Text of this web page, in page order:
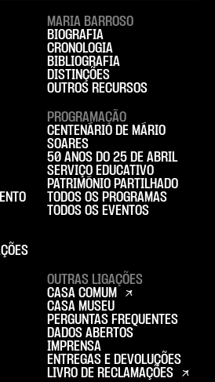
MARIA BARROSO
BIOGRAFIA
CRONOLOGIA
BIBLIOGRAFIA
DISTINÇÕES
OUTROS RECURSOS
PROGRAMAÇÃO
CENTENÁRIO DE MÁRIO
SOARES
50 ANOS DO 25 DE ABRIL
SERVIÇO EDUCATIVO
PATRIMÓNIO PARTILHADO
TODOS OS PROGRAMAS
TODOS OS EVENTOS
OUTRAS LIGAÇÕES
CASA COMUM
CASA MUSEU
PERGUNTAS FREQUENTES
DADOS ABERTOS
IMPRENSA
ENTREGAS E DEVOLUÇÕES
LIVRO DE RECLAMAÇÕES